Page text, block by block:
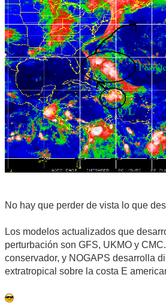
No hay que perder de vista lo que
Los modelos actualizados que
perturbación son GFS, UKMO y
conservador, y NOGAPS desarrolla
extratropical sobre la costa E